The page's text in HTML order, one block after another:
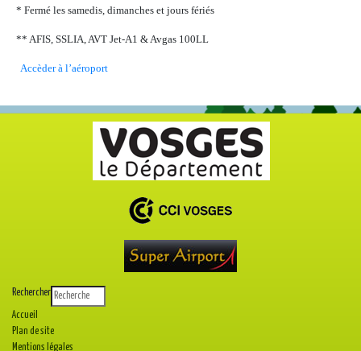
* Fermé les samedis, dimanches et jours fériés
** AFIS, SSLIA, AVT Jet-A1 & Avgas 100LL
Accèder à l’aéroport
Rechercher
Accueil
Plan de site
Mentions légales